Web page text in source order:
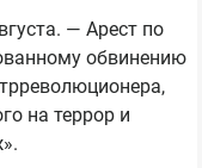
— Арест по
обвинению
на террор и